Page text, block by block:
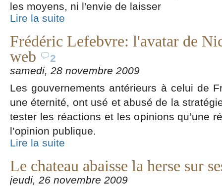
les moyens, ni l'envie de laisser
Lire la suite
Frédéric Lefebvre: l'avatar de
web
2
samedi, 28 novembre 2009
Les gouvernements antérieurs à celui de
une éternité, ont usé et abusé de la
tester les réactions et les opinions qu’une
l’opinion publique.
Lire la suite
Le chateau abaisse la herse sur
jeudi, 26 novembre 2009